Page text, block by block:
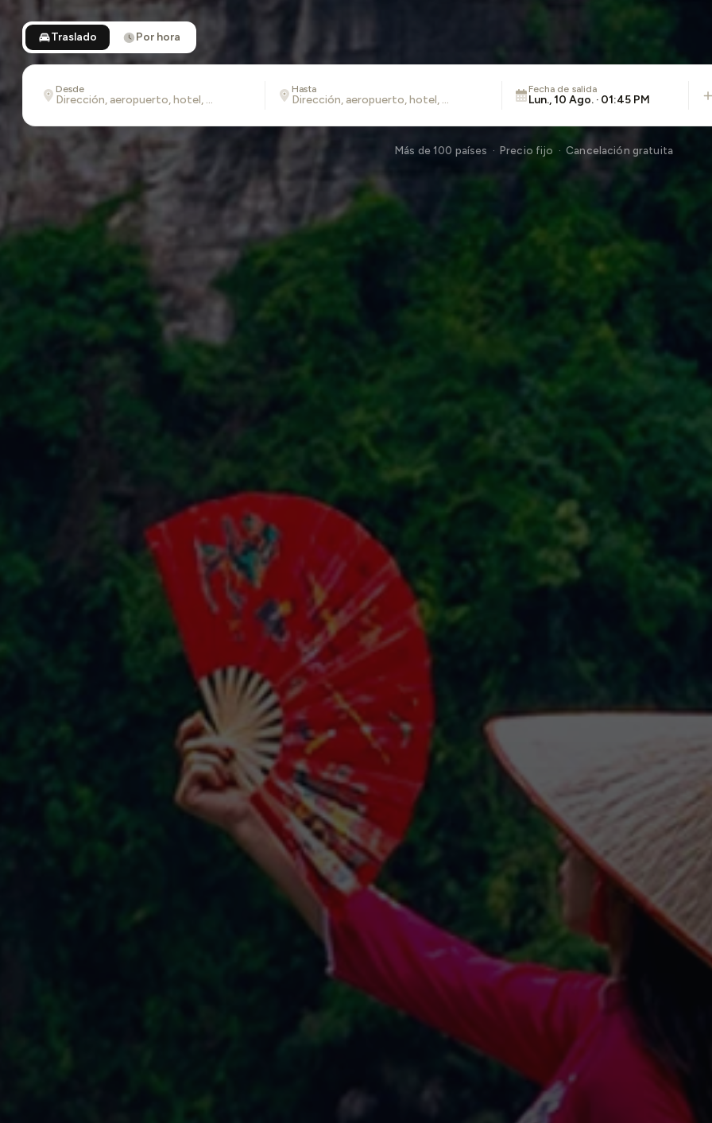
Traslado Por hora
Desde Hasta Fecha de salida
Lun., 10 Ago. · 01:45 PM
Más de 100 países · Precio fijo · Cancelación gratuita